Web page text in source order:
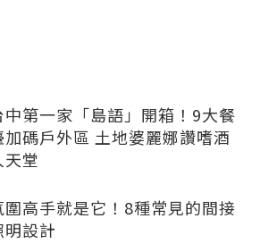
中第一家「島語」開箱！9大餐
加碼戶外區 土地婆麗娜讚嗜酒
天堂
圍高手就是它！8種常見的間接
明設計